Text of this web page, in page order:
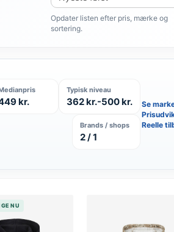
produkter
Opdater listen efter pris, mærke og
sortering.
kr.
Typisk niveau
362 kr.-500 kr.
Brands / shops
2 / 1
Se
Reelle
NU